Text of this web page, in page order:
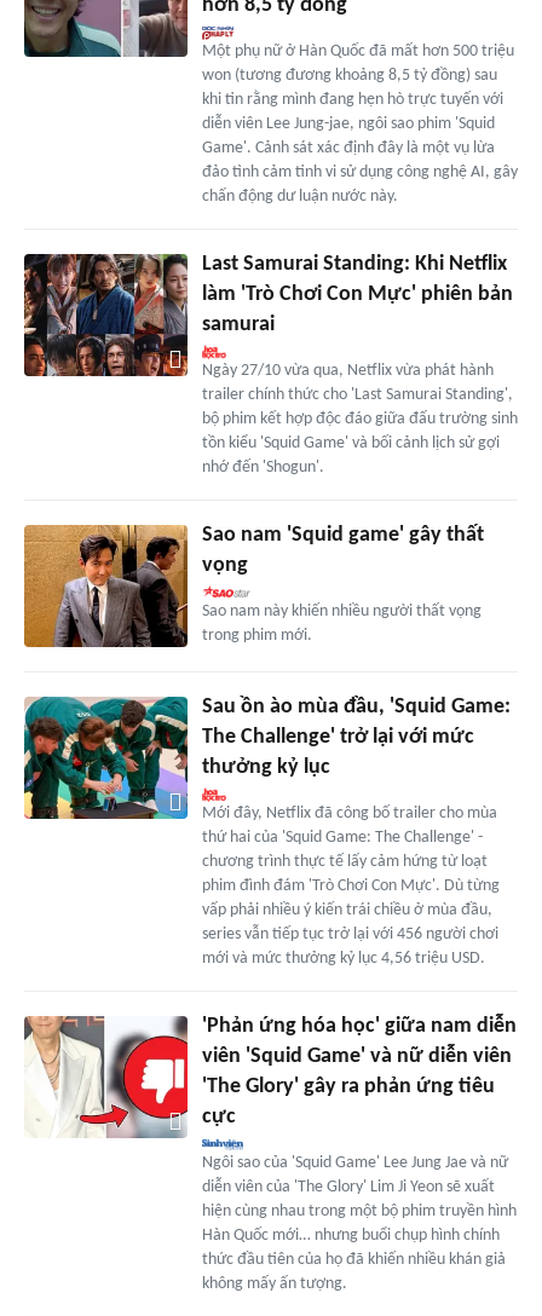
hơn 8,5 tỷ đồng
Một phụ nữ ở Hàn Quốc đã mất hơn 500 triệu
won (tương đương khoảng 8,5 tỷ đồng) sau
khi tin rằng mình đang hẹn hò trực tuyến với
diễn viên Lee Jung-jae, ngôi sao phim 'Squid
Game'. Cảnh sát xác định đây là một vụ lừa
đảo tình cảm tinh vi sử dụng công nghệ AI, gây
chấn động dư luận nước này.
Last Samurai Standing: Khi Netflix
làm 'Trò Chơi Con Mực' phiên bản
samurai
Ngày 27/10 vừa qua, Netflix vừa phát hành
trailer chính thức cho 'Last Samurai Standing',
bộ phim kết hợp độc đáo giữa đấu trường sinh
tồn kiểu 'Squid Game' và bối cảnh lịch sử gợi
nhớ đến 'Shogun'.
Sao nam 'Squid game' gây thất
vọng
Sao nam này khiến nhiều người thất vọng
trong phim mới.
Sau ồn ào mùa đầu, 'Squid Game:
The Challenge' trở lại với mức
thưởng kỷ lục
Mới đây, Netflix đã công bố trailer cho mùa
thứ hai của 'Squid Game: The Challenge' -
chương trình thực tế lấy cảm hứng từ loạt
phim đình đám 'Trò Chơi Con Mực'. Dù từng
vấp phải nhiều ý kiến trái chiều ở mùa đầu,
series vẫn tiếp tục trở lại với 456 người chơi
mới và mức thưởng kỷ lục 4,56 triệu USD.
'Phản ứng hóa học' giữa nam diễn
viên 'Squid Game' và nữ diễn viên
'The Glory' gây ra phản ứng tiêu
cực
Ngôi sao của 'Squid Game' Lee Jung Jae và nữ
diễn viên của 'The Glory' Lim Ji Yeon sẽ xuất
hiện cùng nhau trong một bộ phim truyền hình
Hàn Quốc mới… nhưng buổi chụp hình chính
thức đầu tiên của họ đã khiến nhiều khán giả
không mấy ấn tượng.